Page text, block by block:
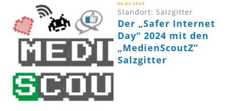
06.02.2024
Standort: Salzgitter
Der „Safer Internet
Day“ 2024 mit den
„MedienScoutZ“
Salzgitter